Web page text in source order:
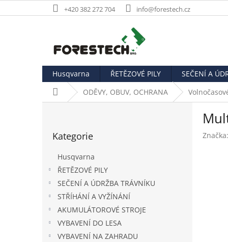
na
+420 382 272 704 info@forestech.cz
Husqvarna ŘETĚZOVÉ PILY SEČENÍ A
Domů ODĚVY, OBUV, OCHRANA
kategorie
Kategorie
Husqvarna
ŘETĚZOVÉ PILY
SEČENÍ A ÚDRŽBA TRÁVNÍKU
STŘÍHÁNÍ A VYŽÍNÁNÍ
AKUMULÁTOROVÉ STROJE
VYBAVENÍ DO LESA
VYBAVENÍ NA ZAHRADU
Značka: